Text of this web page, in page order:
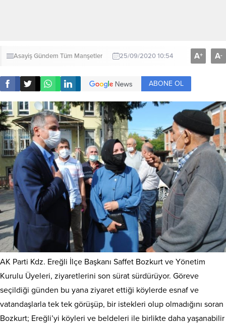
AsayişGündem Tüm Manşetler 25/09/2020 10:54 A+ A-
ABONE OL
AK Parti Kdz. Ereğli İlçe Başkanı Saffet Bozkurt ve Yönetim
Kurulu Üyeleri, ziyaretlerini son sürat sürdürüyor. Göreve
seçildiği günden bu yana ziyaret ettiği köylerde esnaf ve
vatandaşlarla tek tek görüşüp, bir istekleri olup olmadığını soran
Bozkurt; Ereğli’yi köyleri ve beldeleri ile birlikte daha yaşanabilir